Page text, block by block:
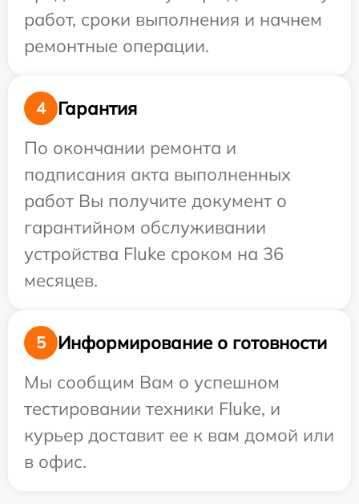
работ, сроки выполнения и начнем
ремонтные операции.
4
Гарантия
По окончании ремонта и
подписания акта выполненных
работ Вы получите документ о
гарантийном обслуживании
устройства Fluke сроком на 36
месяцев.
5
Информирование о готовности
Мы сообщим Вам о успешном
тестировании техники Fluke, и
курьер доставит ее к вам домой или
в офис.